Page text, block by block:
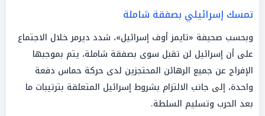
تمسك إسرائيلي بصفقة شاملة
وبحسب صحيفة «تايمز أوف إسرائيل»، شدد ديرمر خلال الاجتماع
على أن إسرائيل لن تقبل سوى بصفقة شاملة، يتم بموجبها
الإفراج عن جميع الرهائن المحتجزين لدى حركة حماس دفعة
واحدة، إلى جانب الالتزام بشروط إسرائيل المتعلقة بترتيبات ما
بعد الحرب وتسليم السلطة.